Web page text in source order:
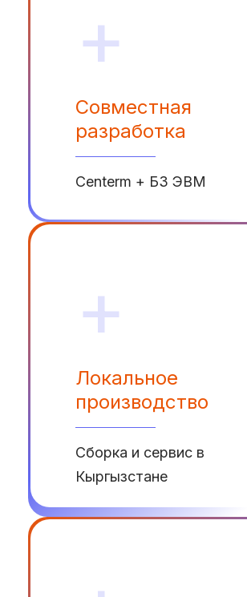
+
Совместная
разработка
Centerm + БЗ ЭВМ
+
Локальное
производство
Сборка и сервис в
Кыргызстане